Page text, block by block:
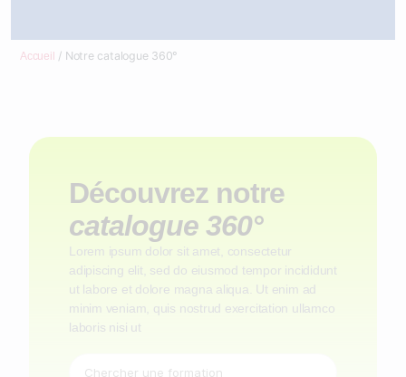
Accueil / Notre catalogue 360°
Découvrez notre
catalogue 360°
Lorem ipsum dolor sit amet, consectetur
adipiscing elit, sed do eiusmod tempor incididunt
ut labore et dolore magna aliqua. Ut enim ad
minim veniam, quis nostrud exercitation ullamco
laboris nisi ut